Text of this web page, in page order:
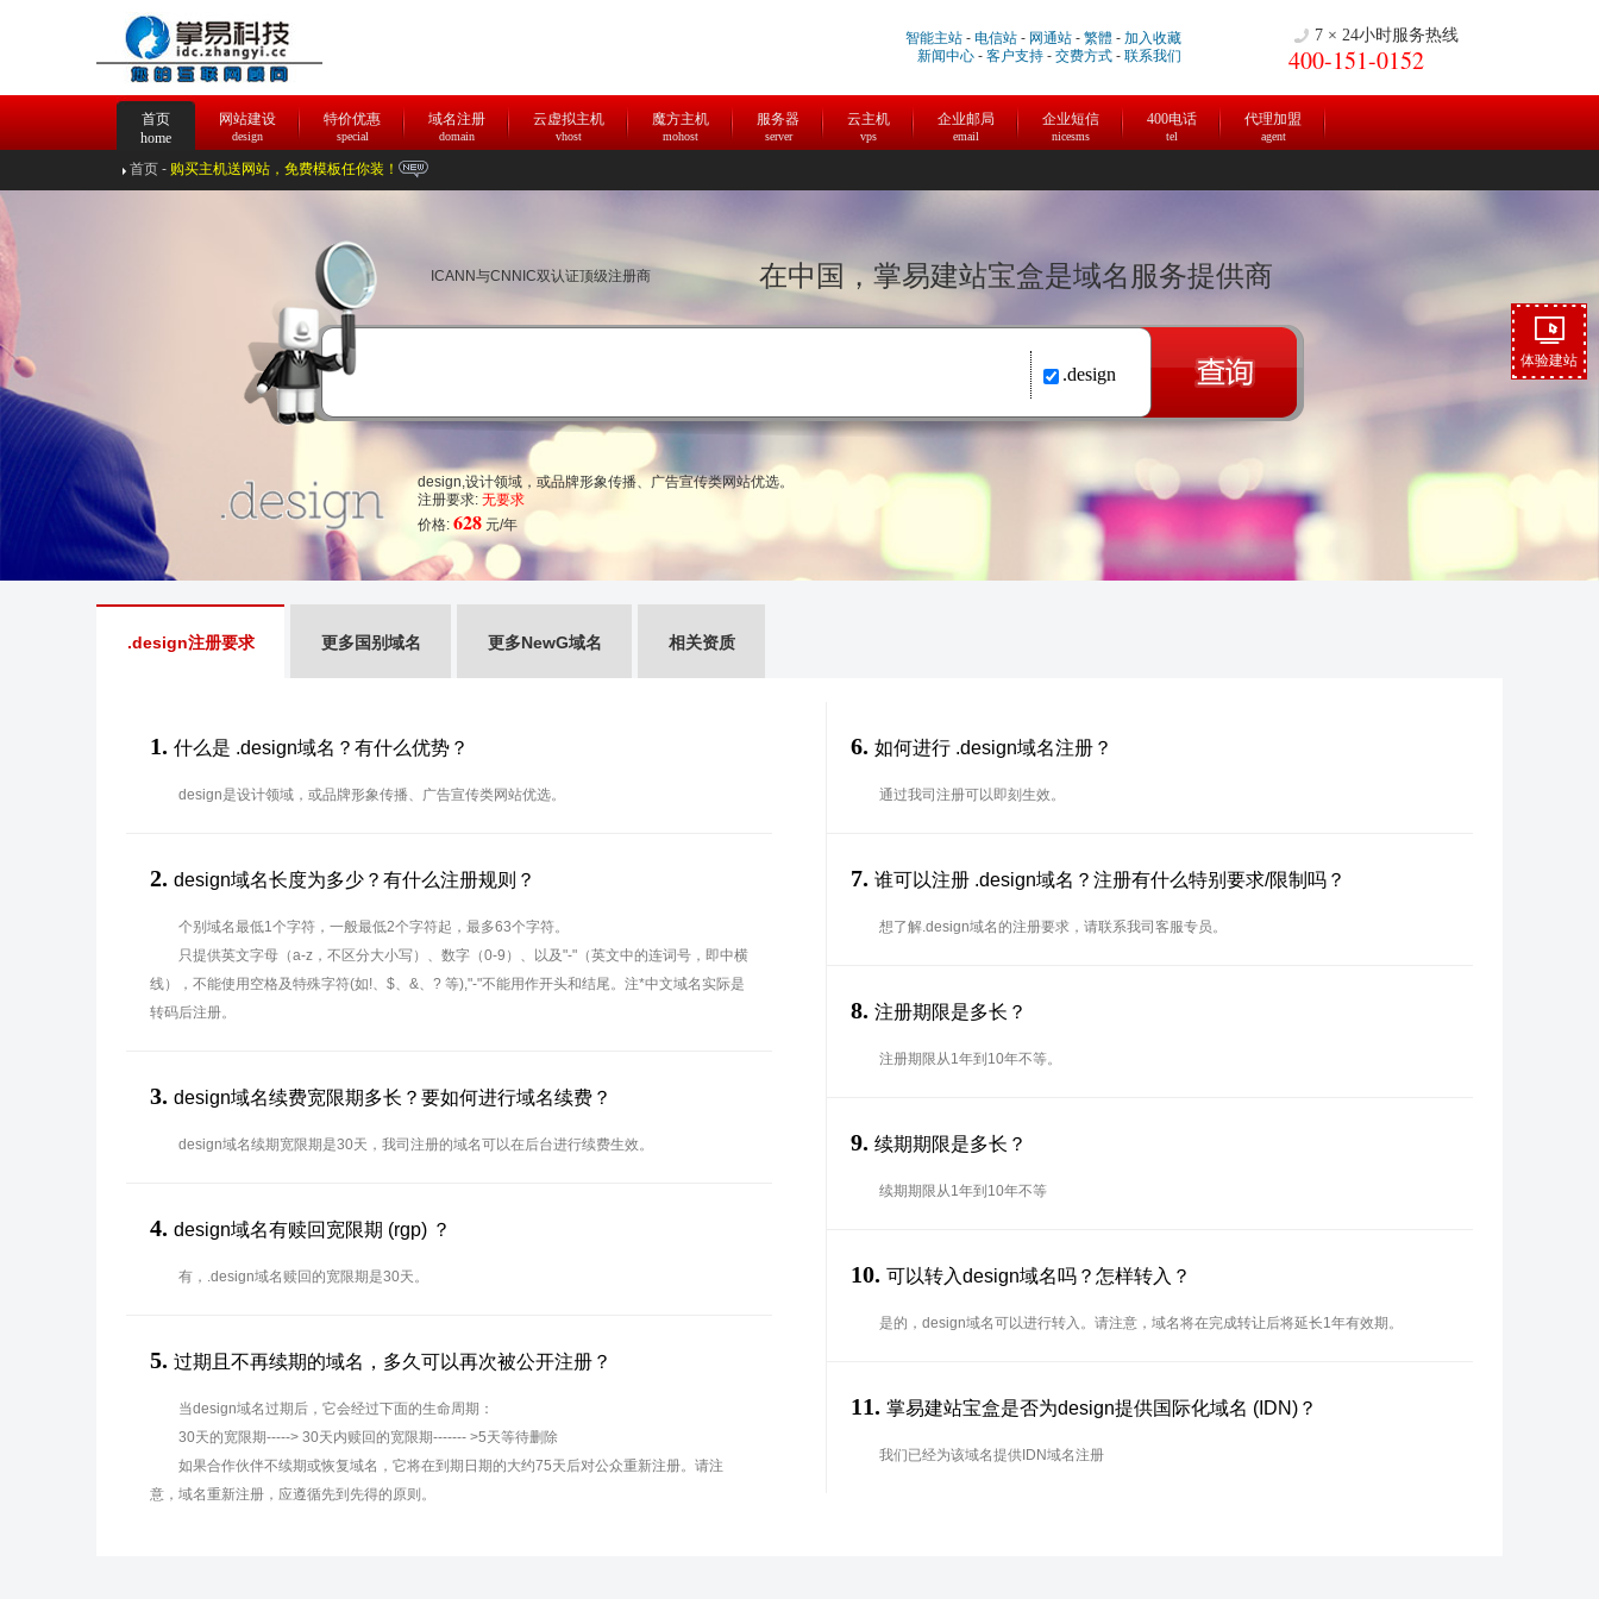
智能主站 - 电信站 - 网通站 - 繁體 - 加入收藏
新闻中心 - 客户支持 - 交费方式 - 联系我们
7 × 24小时服务热线
400-151-0152
首页
home
网站建设
design
特价优惠
special
域名注册
domain
云虚拟主机
vhost
魔方主机
mohost
服务器
server
云主机
vps
企业邮局
email
企业短信
nicesms
400电话
tel
代理加盟
agent
首页- 购买主机送网站，免费模板任你装！
ICANN与CNNIC双认证顶级注册商 在中国，掌易建站宝盒是域名服务提供商
.design
design,设计领域，或品牌形象传播、广告宣传类网站优选。
注册要求: 无要求
价格: 628 元/年
.design注册要求 更多国别域名 更多NewG域名 相关资质
1. 什么是 .design域名？有什么优势？
design是设计领域，或品牌形象传播、广告宣传类网站优选。
2. design域名长度为多少？有什么注册规则？
个别域名最低1个字符，一般最低2个字符起，最多63个字符。
只提供英文字母（a-z，不区分大小写）、数字（0-9）、以及"-"（英文中的连词号，即中横
线），不能使用空格及特殊字符(如!、$、&、? 等),"-"不能用作开头和结尾。注*中文域名实际是
转码后注册。
3. design域名续费宽限期多长？要如何进行域名续费？
design域名续期宽限期是30天，我司注册的域名可以在后台进行续费生效。
4. design域名有赎回宽限期 (rgp) ？
有，.design域名赎回的宽限期是30天。
5. 过期且不再续期的域名，多久可以再次被公开注册？
当design域名过期后，它会经过下面的生命周期：
30天的宽限期-----> 30天内赎回的宽限期------- >5天等待删除
如果合作伙伴不续期或恢复域名，它将在到期日期的大约75天后对公众重新注册。请注
意，域名重新注册，应遵循先到先得的原则。
6. 如何进行 .design域名注册？
通过我司注册可以即刻生效。
7. 谁可以注册 .design域名？注册有什么特别要求/限制吗？
想了解.design域名的注册要求，请联系我司客服专员。
8. 注册期限是多长？
注册期限从1年到10年不等。
9. 续期期限是多长？
续期期限从1年到10年不等
10. 可以转入design域名吗？怎样转入？
是的，design域名可以进行转入。请注意，域名将在完成转让后将延长1年有效期。
11. 掌易建站宝盒是否为design提供国际化域名 (IDN)？
我们已经为该域名提供IDN域名注册
体验建站